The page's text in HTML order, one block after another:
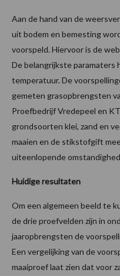
Aan de hand van de
uit bodem en bemesting
voorspeld. Hiervoor is de
De belangrijkste paramaters
temperatuur. De
gemeten grasopbrengsten
Proefbedrijf Vredepeel en
grondsoorten klei, zand en
maaien en de stikstofgift
uiteenlopende
Huidige resultaten
Om een algemeen beeld te
de drie proefvelden zijn in
jaaropbrengsten de
Een vergelijking van de
maaiproef laat zien dat voor